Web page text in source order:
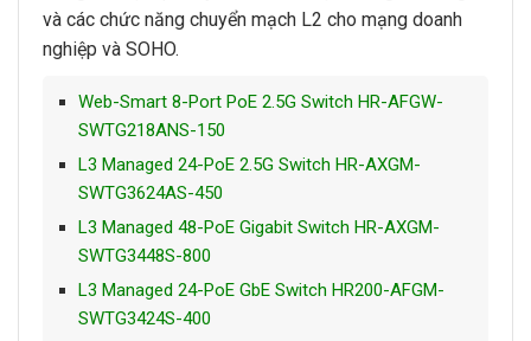
và các chức năng chuyển mạch L2 cho mạng doanh
nghiệp và SOHO.
Web-Smart 8-Port PoE 2.5G Switch HR-AFGW-
SWTG218ANS-150
L3 Managed 24-PoE 2.5G Switch HR-AXGM-
SWTG3624AS-450
L3 Managed 48-PoE Gigabit Switch HR-AXGM-
SWTG3448S-800
L3 Managed 24-PoE GbE Switch HR200-AFGM-
SWTG3424S-400